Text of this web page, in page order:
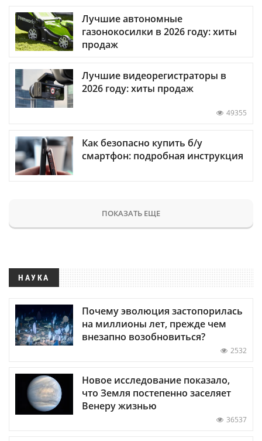
Лучшие автономные
газонокосилки в 2026 году: хиты
продаж
Лучшие видеорегистраторы в
2026 году: хиты продаж
49355
Как безопасно купить б/у
смартфон: подробная инструкция
ПОКАЗАТЬ ЕЩЕ
НАУКА
Почему эволюция застопорилась
на миллионы лет, прежде чем
внезапно возобновиться?
2532
Новое исследование показало,
что Земля постепенно заселяет
Венеру жизнью
36537